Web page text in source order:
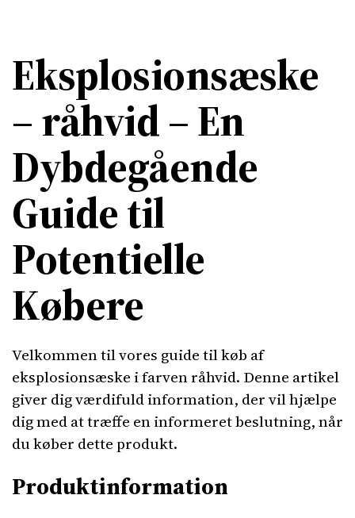
Eksplosionsæske
– råhvid – En
Dybdegående
Guide til
Potentielle
Købere
Velkommen til vores guide til køb af
eksplosionsæske i farven råhvid. Denne artikel
giver dig værdifuld information, der vil hjælpe
dig med at træffe en informeret beslutning, når
du køber dette produkt.
Produktinformation